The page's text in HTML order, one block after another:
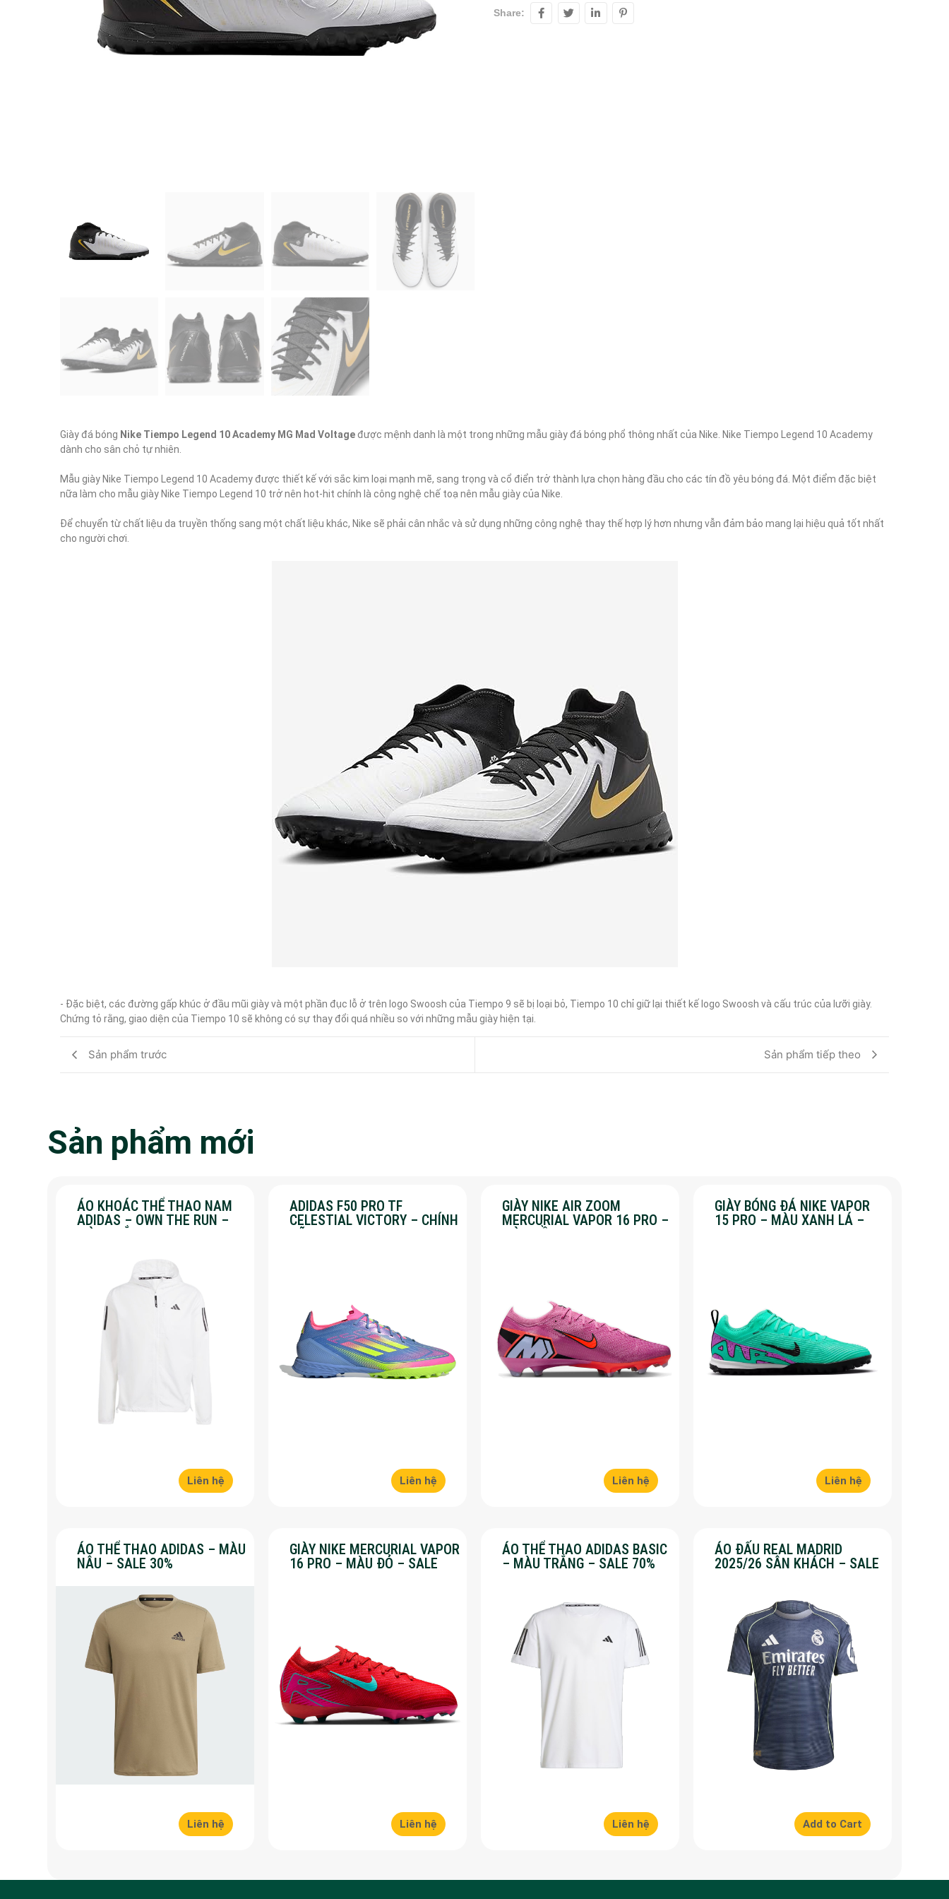
Share:
Giày đá bóng Nike Tiempo Legend 10 Academy MG Mad Voltage được mệnh danh là một trong những mẫu giày đá bóng phổ thông nhất của Nike. Nike Tiempo Legend 10 Academy
dành cho sân chỏ tự nhiên.
Mẫu giày Nike Tiempo Legend 10 Academy được thiết kế với sắc kim loại mạnh mẽ, sang trọng và cổ điển trở thành lựa chọn hàng đầu cho các tín đồ yêu bóng đá. Một điểm đặc biệt
nữa làm cho mẫu giày Nike Tiempo Legend 10 trở nên hot-hit chính là công nghệ chế toạ nên mẫu giày của Nike.
Để chuyển từ chất liệu da truyền thống sang một chất liệu khác, Nike sẽ phải cân nhắc và sử dụng những công nghệ thay thế hợp lý hơn nhưng vẫn đảm bảo mang lại hiệu quả tốt nhất
cho người chơi.
- Đặc biệt, các đường gấp khúc ở đầu mũi giày và một phần đục lỗ ở trên logo Swoosh của Tiempo 9 sẽ bị loại bỏ, Tiempo 10 chỉ giữ lại thiết kế logo Swoosh và cấu trúc của lưỡi giày.
Chứng tỏ rằng, giao diện của Tiempo 10 sẽ không có sự thay đổi quá nhiều so với những mẫu giày hiện tại.
Sản phẩm trước Sản phẩm tiếp theo
Sản phẩm mới
ÁO KHOÁC THỂ THAO NAM
ADIDAS – OWN THE RUN –
MÀU TRẮNG
Liên hệ
ADIDAS F50 PRO TF
CELESTIAL VICTORY – CHÍNH
HÃNG – SALE 30%
Liên hệ
GIÀY NIKE AIR ZOOM
MERCURIAL VAPOR 16 PRO –
MÀU HỒNG – SALE 50%
Liên hệ
GIÀY BÓNG ĐÁ NIKE VAPOR
15 PRO – MÀU XANH LÁ –
Liên hệ
ÁO THỂ THAO ADIDAS – MÀU
NÂU – SALE 30%
Liên hệ
GIÀY NIKE MERCURIAL VAPOR
16 PRO – MÀU ĐỎ – SALE
Liên hệ
ÁO THỂ THAO ADIDAS BASIC
– MÀU TRẮNG – SALE 70%
Liên hệ
ÁO ĐẤU REAL MADRID
2025/26 SÂN KHÁCH – SALE
Add to Cart